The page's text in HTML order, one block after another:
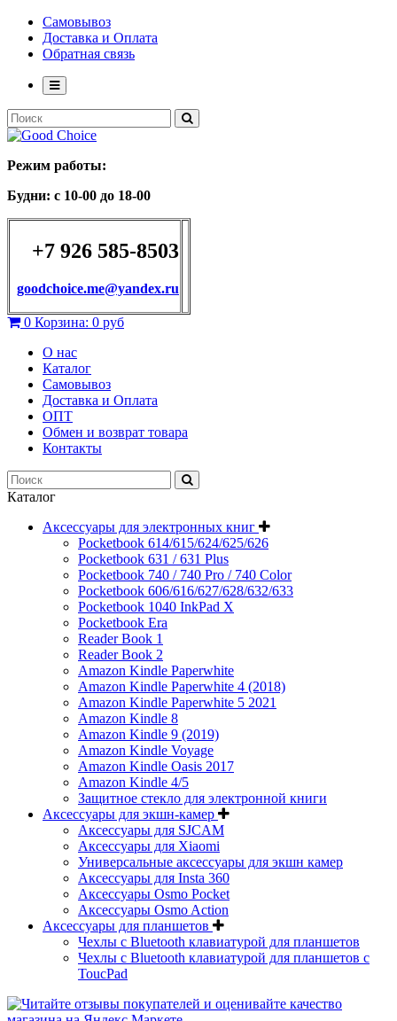
Самовывоз
Доставка и Оплата
Обратная связь
Режим работы:
Будни: с 10-00 до 18-00
+7 926 585-8503
goodchoice.me@yandex.ru
0 Корзина: 0 руб
О нас
Каталог
Самовывоз
Доставка и Оплата
ОПТ
Обмен и возврат товара
Контакты
Каталог
Аксессуары для электронных книг
Pocketbook 614/615/624/625/626
Pocketbook 631 / 631 Plus
Pocketbook 740 / 740 Pro / 740 Color
Pocketbook 606/616/627/628/632/633
Pocketbook 1040 InkPad X
Pocketbook Era
Reader Book 1
Reader Book 2
Amazon Kindle Paperwhite
Amazon Kindle Paperwhite 4 (2018)
Amazon Kindle Paperwhite 5 2021
Amazon Kindle 8
Amazon Kindle 9 (2019)
Amazon Kindle Voyage
Amazon Kindle Oasis 2017
Amazon Kindle 4/5
Защитное стекло для электронной книги
Аксессуары для экшн-камер
Аксессуары для SJCAM
Аксессуары для Xiaomi
Универсальные аксессуары для экшн камер
Аксессуары для Insta 360
Аксессуары Osmo Pocket
Аксессуары Osmo Action
Аксессуары для планшетов
Чехлы с Bluetooth клавиатурой для планшетов
Чехлы с Bluetooth клавиатурой для планшетов с
ToucPad